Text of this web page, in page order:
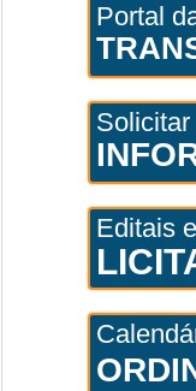
Portal
Solicitar
Editais